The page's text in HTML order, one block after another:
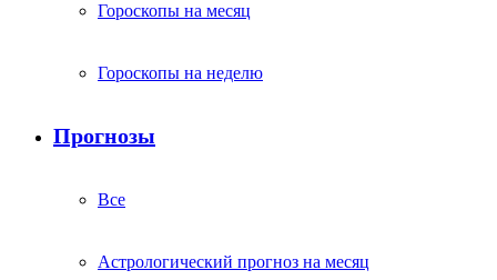
Гороскопы на месяц
Гороскопы на неделю
Прогнозы
Все
Астрологический прогноз на месяц